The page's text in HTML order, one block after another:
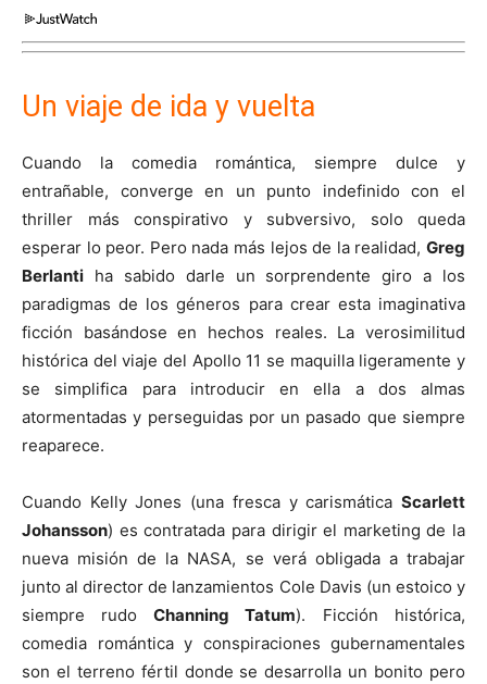
Un viaje de ida y vuelta
Cuando la comedia romántica, siempre dulce y
entrañable, converge en un punto indefinido con el
thriller más conspirativo y subversivo, solo queda
esperar lo peor. Pero nada más lejos de la realidad, Greg
Berlanti ha sabido darle un sorprendente giro a los
paradigmas de los géneros para crear esta imaginativa
ficción basándose en hechos reales. La verosimilitud
histórica del viaje del Apollo 11 se maquilla ligeramente y
se simplifica para introducir en ella a dos almas
atormentadas y perseguidas por un pasado que siempre
reaparece.
Cuando Kelly Jones (una fresca y carismática Scarlett
Johansson) es contratada para dirigir el marketing de la
nueva misión de la NASA, se verá obligada a trabajar
junto al director de lanzamientos Cole Davis (un estoico y
siempre rudo Channing Tatum). Ficción histórica,
comedia romántica y conspiraciones gubernamentales
son el terreno fértil donde se desarrolla un bonito pero